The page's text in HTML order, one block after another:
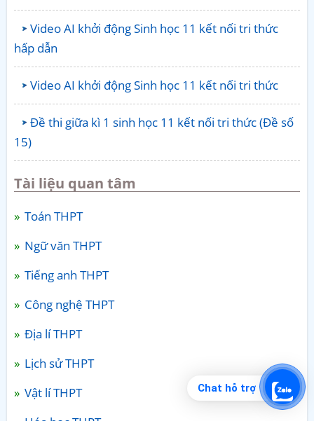
Video AI khởi động Sinh học 11 kết nối tri thức
hấp dẫn
Video AI khởi động Sinh học 11 kết nối tri thức
Đề thi giữa kì 1 sinh học 11 kết nối tri thức (Đề số
15)
Tài liệu quan tâm
Toán THPT
Ngữ văn THPT
Tiếng anh THPT
Công nghệ THPT
Địa lí THPT
Lịch sử THPT
Vật lí THPT
Chat hỗ trợ